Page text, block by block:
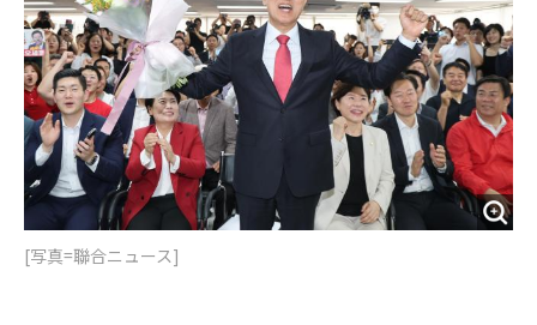
[写真=聯合ニュース]